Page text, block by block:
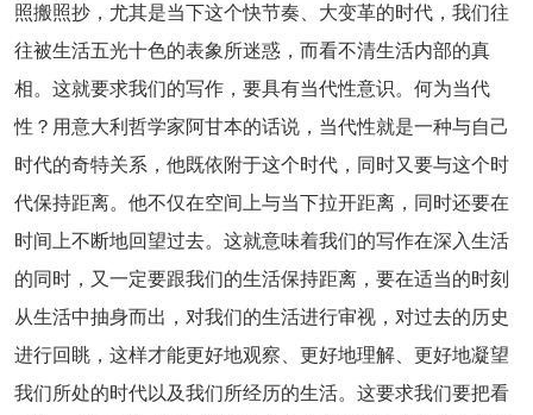
照搬照抄，尤其是当下这个快节奏、大变革的时代，我们往
往被生活五光十色的表象所迷惑，而看不清生活内部的真
相。这就要求我们的写作，要具有当代性意识。何为当代
性？用意大利哲学家阿甘本的话说，当代性就是一种与自己
时代的奇特关系，他既依附于这个时代，同时又要与这个时
代保持距离。他不仅在空间上与当下拉开距离，同时还要在
时间上不断地回望过去。这就意味着我们的写作在深入生活
的同时，又一定要跟我们的生活保持距离，要在适当的时刻
从生活中抽身而出，对我们的生活进行审视，对过去的历史
进行回眺，这样才能更好地观察、更好地理解、更好地凝望
我们所处的时代以及我们所经历的生活。这要求我们要把看